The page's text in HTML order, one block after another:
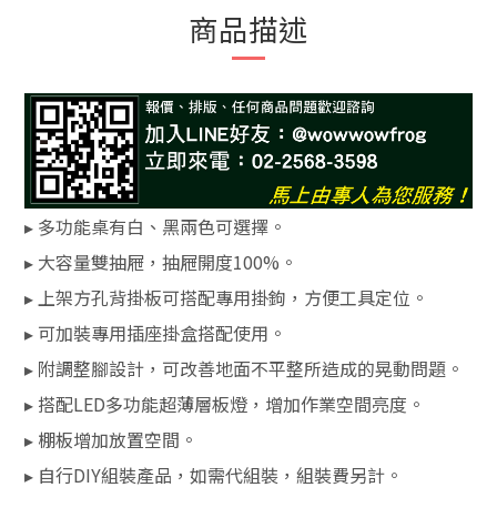
商品描述
▸ 多功能桌有白、黑兩色可選擇。
▸ 大容量雙抽屜，抽屜開度100%。
▸ 上架方孔背掛板可搭配專用掛鉤，方便工具定位。
▸ 可加裝專用插座掛盒搭配使用。
▸ 附調整腳設計，可改善地面不平整所造成的晃動問題。
▸ 搭配LED多功能超薄層板燈，增加作業空間亮度。
▸ 棚板增加放置空間。
▸ 自行DIY組裝產品，如需代組裝，組裝費另計。